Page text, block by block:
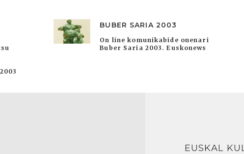
BUBER SARIA 2003
On line komunikabide onenari
Buber Saria 2003. Euskonews
EUSKAL